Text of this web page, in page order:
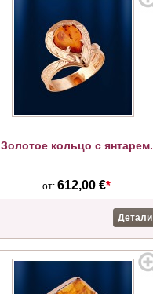
Золотое кольцо с янтарем.
от:612,00 €*
Детали